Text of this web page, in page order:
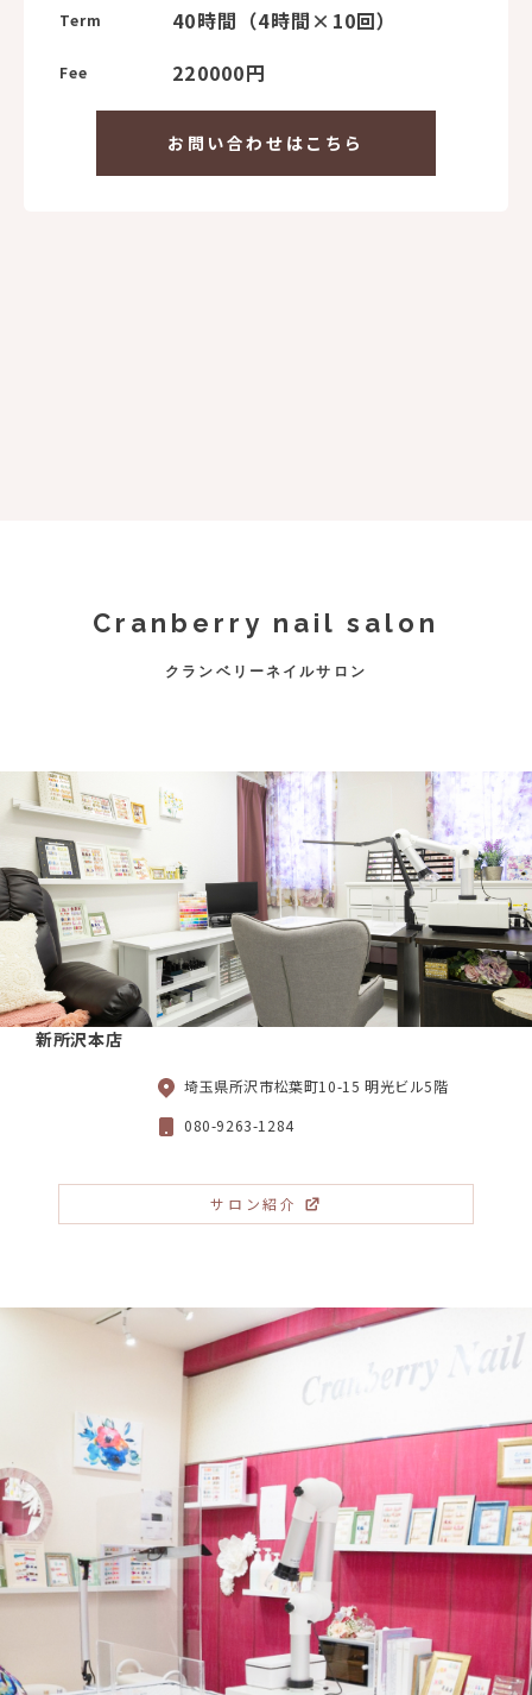
Term 40時間（4時間×10回）
Fee 220000円
お問い合わせはこちら
Cranberry nail salon
クランベリーネイルサロン
新所沢本店
埼玉県所沢市松葉町10-15 明光ビル5階
080-9263-1284
サロン紹介